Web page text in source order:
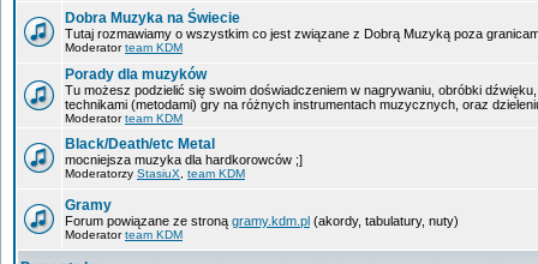
Dobra Muzyka na Świecie
Tutaj rozmawiamy o wszystkim co jest związane z Dobrą Muzyką poza
Moderatorteam KDM
Porady dla muzyków
Tu możesz podzielić się swoim doświadczeniem w nagrywaniu, obróbki
technikami (metodami) gry na różnych instrumentach muzycznych, oraz
Moderatorteam KDM
Black/Death/etc Metal
mocniejsza muzyka dla hardkorowców ;]
Moderatorzy StasiuX team KDM
Gramy
Forum powiązane ze stroną gramy.kdm.pl (akordy, tabulatury, nuty)
Moderatorteam KDM